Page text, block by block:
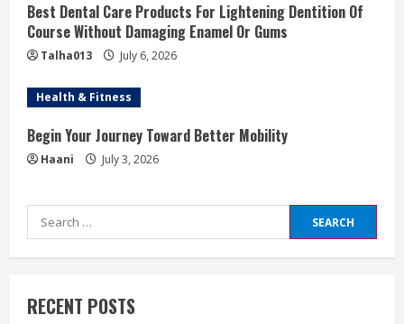
Best Dental Care Products For Lightening Dentition Of
Course Without Damaging Enamel Or Gums
Talha013 July 6, 2026
Health & Fitness
Begin Your Journey Toward Better Mobility
Haani July 3, 2026
Search
for:
RECENT POSTS